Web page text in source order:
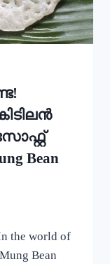
Bean
the world of
Bean